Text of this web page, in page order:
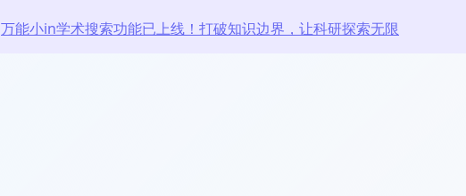
万能小in学术搜索功能已上线！打破知识边界，让科研探索无限